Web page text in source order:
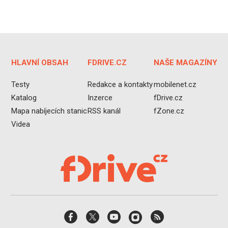
HLAVNÍ OBSAH
Testy
Katalog
Mapa nabíjecích stanic
Videa
FDRIVE.CZ
Redakce a kontakty
Inzerce
RSS kanál
NAŠE MAGAZÍNY
mobilenet.cz
fDrive.cz
fZone.cz